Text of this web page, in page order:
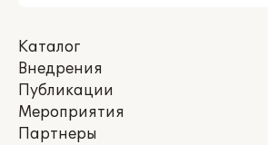
Каталог
Внедрения
Публикации
Мероприятия
Партнеры